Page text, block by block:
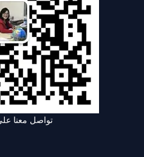
تواصل معنا على wechat